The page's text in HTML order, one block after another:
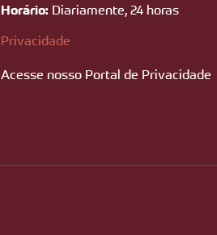
Horário: Diariamente, 24 horas
Privacidade
Acesse nosso Portal de Privacidade